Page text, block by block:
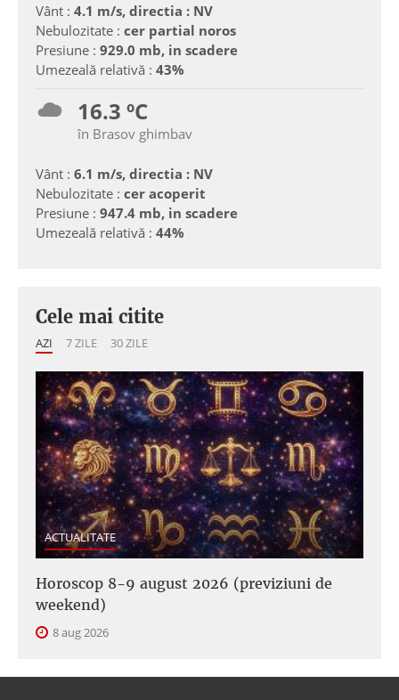
Vânt : 4.1 m/s, directia : NV
Nebulozitate : cer partial noros
Presiune : 929.0 mb, in scadere
Umezeală relativă : 43%
16.3 ºC
în Brasov ghimbav
Vânt : 6.1 m/s, directia : NV
Nebulozitate : cer acoperit
Presiune : 947.4 mb, in scadere
Umezeală relativă : 44%
Cele mai citite
AZI 7 ZILE 30 ZILE
ACTUALITATE
Horoscop 8-9 august 2026 (previziuni de
weekend)
8 aug 2026